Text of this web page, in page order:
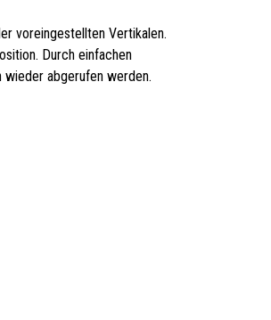
voreingestellten Vertikalen.
Durch einfachen
abgerufen werden.